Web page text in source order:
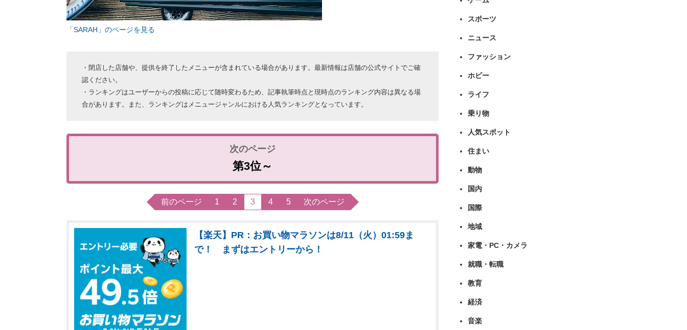
「SARAH」のページを見る
・閉店した店舗や、提供を終了したメニューが含まれている場合があります。最新情報は店舗の公式サイトでご確
認ください。
・ランキングはユーザーからの投稿に応じて随時変わるため、記事執筆時点と現時点のランキング内容は異なる場
合があります。また、ランキングはメニュージャンルにおける人気ランキングとなっています。
第3位～
前のページ 1 2 3 4 5 次のページ
【楽天】PR：お買い物マラソンは8/11（火）01:59ま
で！ まずはエントリーから！
スポーツ
ニュース
ファッション
ホビー
ライフ
乗り物
人気スポット
住まい
動物
国内
国際
地域
家電・PC・カメラ
就職・転職
教育
経済
音楽